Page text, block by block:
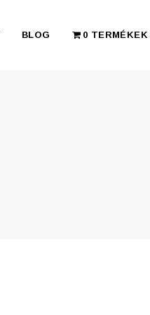
BLOG 0 TERMÉKEK